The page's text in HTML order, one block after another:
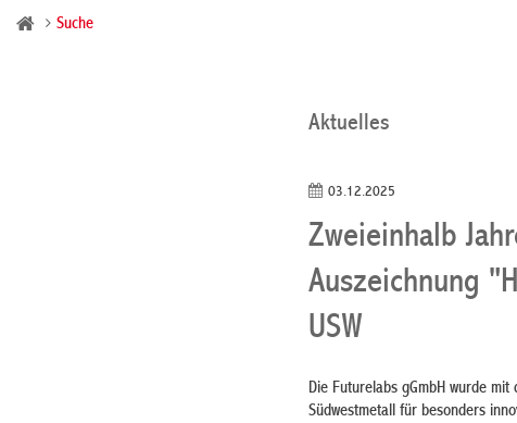
Suche
Aktuelles
03.12.2025
Zweieinhalb
Auszeichnung
USW
Die Futurelabs gGmbH wurde
Südwestmetall für besonders